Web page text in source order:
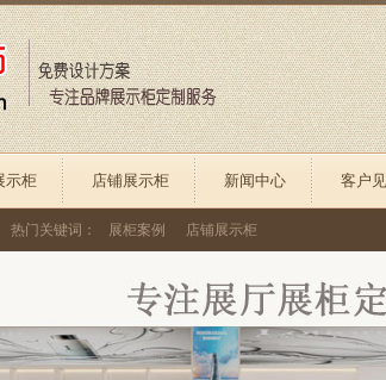
示柜 店铺展示柜 新闻中心 客户
热门关键词： 展柜案例 店铺展示柜